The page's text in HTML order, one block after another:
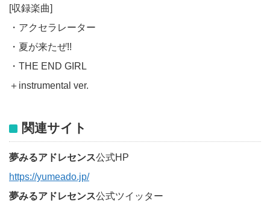
[収録楽曲]
・アクセラレーター
・夏が来たぜ!!
・THE END GIRL
＋instrumental ver.
関連サイト
夢みるアドレセンス公式HP
https://yumeado.jp/
夢みるアドレセンス公式ツイッター